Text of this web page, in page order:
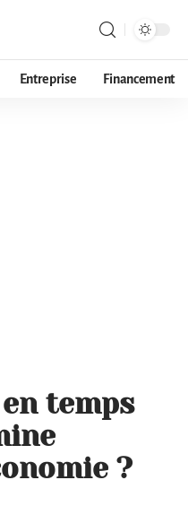
Entreprise Financement
temps
?